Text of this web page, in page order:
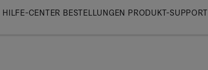
Skip
HILFE-CENTER BESTELLUNGEN PRODUKT-SUPPORT